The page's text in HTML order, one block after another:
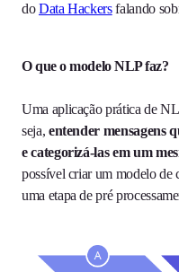
doData Hackersfalando
O que o modelo NLP faz?
Uma aplicação prática de
seja, entender mensagens
e categorizá-las em um
possível criar um modelo de
uma etapa de pré